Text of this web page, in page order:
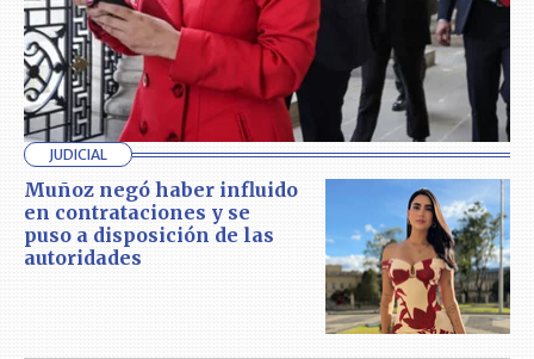
JUDICIAL
Muñoz negó haber influido
en contrataciones y se
puso a disposición de las
autoridades